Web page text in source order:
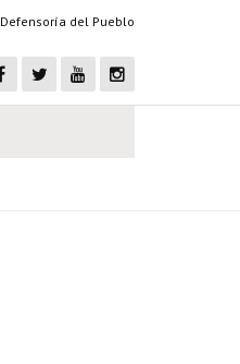
Defensoría del Pueblo